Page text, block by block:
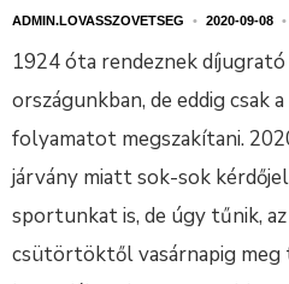
ADMIN.LOVASSZOVETSEG • 2020-09-08 •
1924 óta rendeznek
országunkban, de eddig csak
folyamatot megszakítani.
járvány miatt sok-sok
sportunkat is, de úgy tűnik,
csütörtöktől vasárnapig meg